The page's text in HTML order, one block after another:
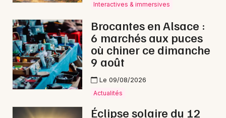
Interactives & immersives
Brocantes en Alsace :
6 marchés aux puces
où chiner ce dimanche
9 août
Le 09/08/2026
Actualités
Éclipse solaire du 12